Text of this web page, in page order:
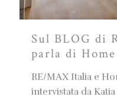
Sul BLOG di
parla di
RE/MAX Italia e
intervistata da